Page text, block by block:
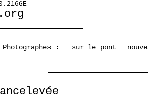
Photographes : sur le pont